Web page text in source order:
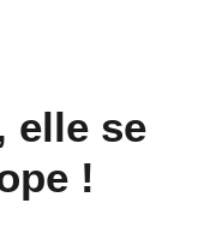
elle se
!